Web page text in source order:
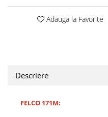
Adauga la Favorite
Descriere
FELCO 171M: